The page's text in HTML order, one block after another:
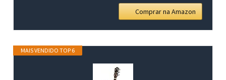
Comprar na Amazon
MAIS VENDIDO TOP 6